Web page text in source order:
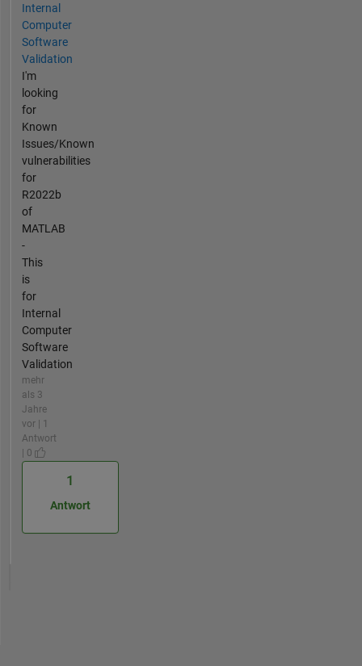
Internal
Computer
Software
Validation
I'm
looking
for
Known
Issues/Known
vulnerabilities
for
R2022b
of
MATLAB
-
This
is
for
Internal
Computer
Software
Validation
mehr
als 3
Jahre
vor | 1
Antwort
| 0
1
Antwort